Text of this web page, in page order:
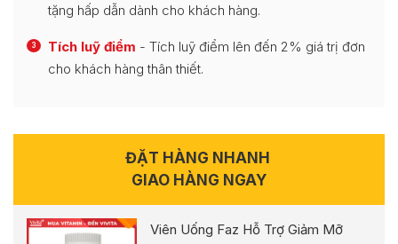
tặng hấp dẫn dành cho khách hàng.
3 Tích luỹ điểm - Tích luỹ điểm lên đến 2% giá trị đơn
cho khách hàng thân thiết.
ĐẶT HÀNG NHANH
GIAO HÀNG NGAY
Viên Uống Faz Hỗ Trợ Giảm Mỡ